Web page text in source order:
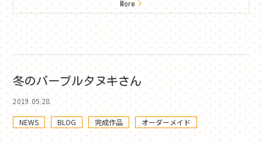
More>
冬のパープルタヌキさん
2019.05.28
NEWS BLOG 完成作品 オーダーメイド